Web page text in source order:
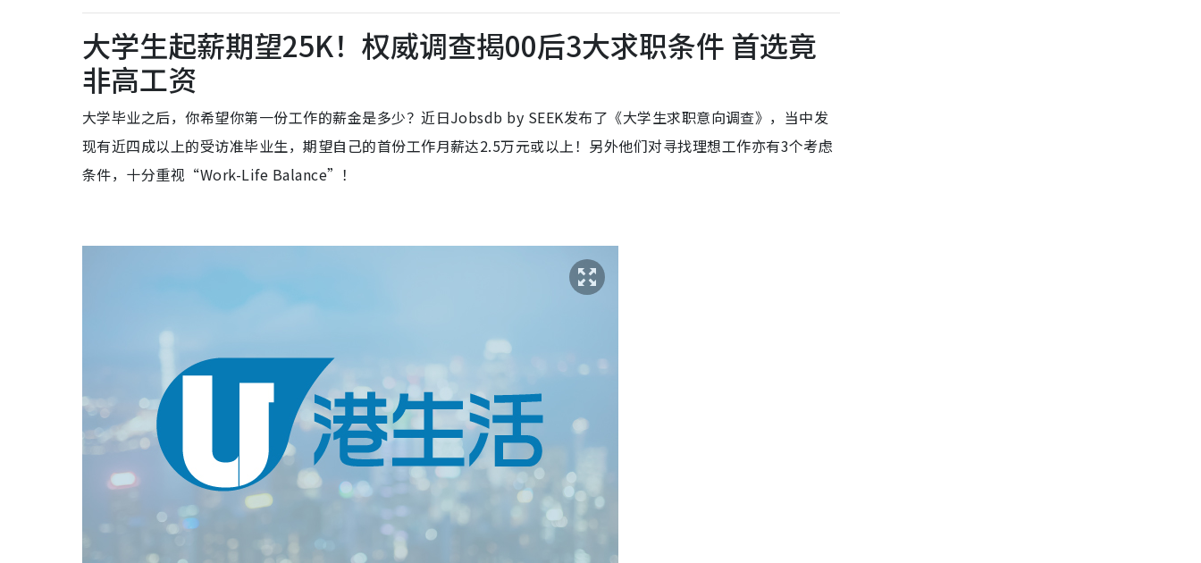
大学生起薪期望25K！权威调查揭00后3大求职条件 首选竟
非高工资
大学毕业之后，你希望你第一份工作的薪金是多少？近日Jobsdb by SEEK发布了《大学生求职意向调查》，当中发
现有近四成以上的受访准毕业生，期望自己的首份工作月薪达2.5万元或以上！另外他们对寻找理想工作亦有3个考虑
条件，十分重视“Work-Life Balance”！